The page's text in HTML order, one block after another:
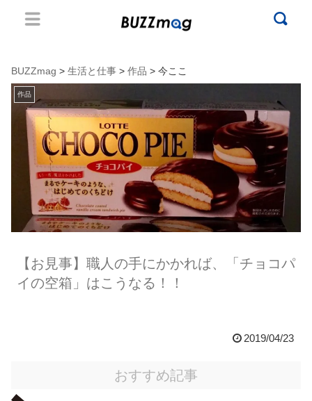
BUZZmag > 生活と仕事 > 作品 > 今ここ
作品
【お見事】職人の手にかかれば、「チョコパ
イの空箱」はこうなる！！
2019/04/23
おすすめ記事